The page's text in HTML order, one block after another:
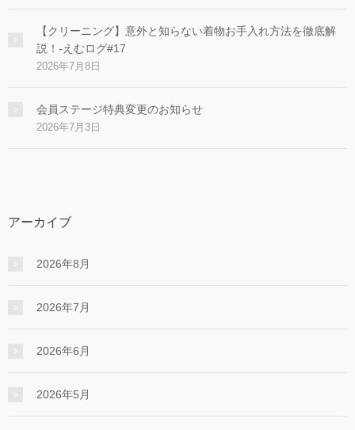
【クリーニング】意外と知らない着物お手入れ方法を徹底解
説！-えむログ#17
2026年7月8日
会員ステージ特典変更のお知らせ
2026年7月3日
アーカイブ
2026年8月
2026年7月
2026年6月
2026年5月